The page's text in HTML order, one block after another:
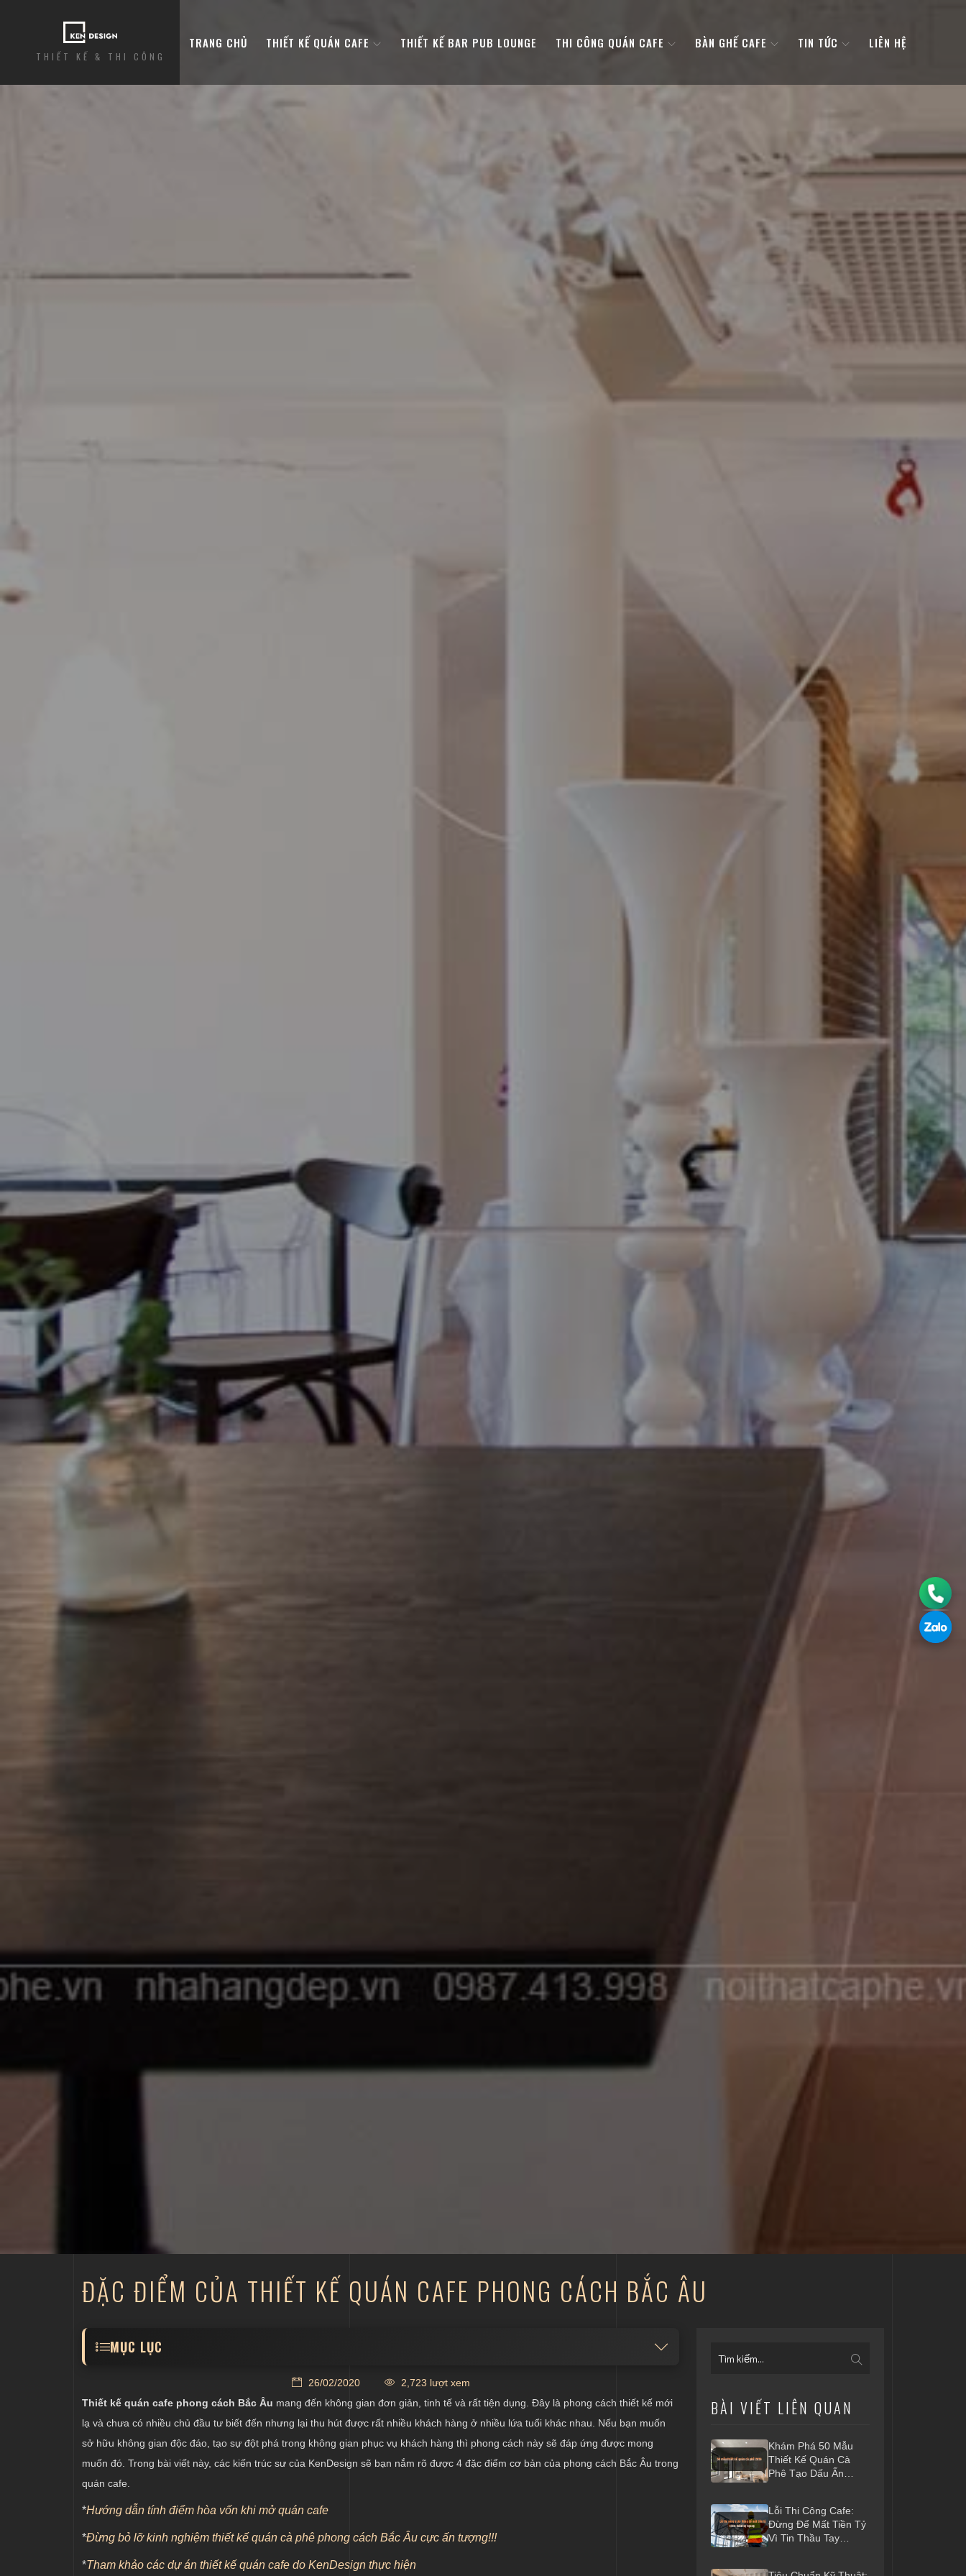
THIẾT KẾ & THI CÔNG
TRANG CHỦ THIẾT KẾ QUÁN CAFE THIẾT KẾ BAR PUB LOUNGE THI CÔNG QUÁN CAFE BÀN GHẾ CAFE TIN TỨC LIÊN HỆ
ĐẶC ĐIỂM CỦA THIẾT KẾ QUÁN CAFE PHONG CÁCH BẮC ÂU
MỤC LỤC
Sử dụng màu trắng chủ đạo trong quán cafe
Chất liệu gỗ được dùng nhiều trong quán cafe
Ánh sáng tự nhiên được dùng nhiều trong không gian quán cafe
26/02/2020
2,723 lượt xem
Thiết kế quán cafe phong cách Bắc Âu mang đến không gian đơn giản, tinh tế và rất tiện dụng. Đây là phong cách thiết kế mới
lạ và chưa có nhiều chủ đầu tư biết đến nhưng lại thu hút được rất nhiều khách hàng ở nhiều lứa tuổi khác nhau. Nếu bạn muốn
sở hữu không gian độc đáo, tạo sự đột phá trong không gian phục vụ khách hàng thì phong cách này sẽ đáp ứng được mong
muốn đó. Trong bài viết này, các kiến trúc sư của KenDesign sẽ bạn nắm rõ được 4 đặc điểm cơ bản của phong cách Bắc Âu trong
quán cafe.
*Hướng dẫn tính điểm hòa vốn khi mở quán cafe
*Đừng bỏ lỡ kinh nghiệm thiết kế quán cà phê phong cách Bắc Âu cực ấn tượng!!!
*Tham khảo các dự án thiết kế quán cafe do KenDesign thực hiện
BÀI VIẾT LIÊN QUAN
Khám Phá 50 Mẫu
Thiết Kế Quán Cà
Phê Tạo Dấu Ấn
Lỗi Thi Công Cafe:
Đừng Để Mất Tiền Tỷ
Vì Tin Thầu Tay